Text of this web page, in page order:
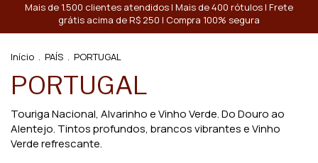
Mais de 1.500 clientes atendidos | Mais de 400 rótulos | Frete
grátis acima de R$ 250 | Compra 100% segura
Início . PAÍS . PORTUGAL
PORTUGAL
Touriga Nacional, Alvarinho e Vinho Verde. Do Douro ao
Alentejo. Tintos profundos, brancos vibrantes e Vinho
Verde refrescante.